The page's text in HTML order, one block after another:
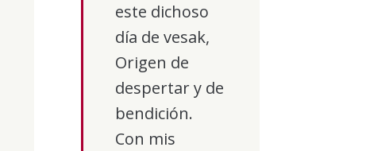
este dichoso
día de vesak,
Origen de
despertar y de
bendición.
Con mis